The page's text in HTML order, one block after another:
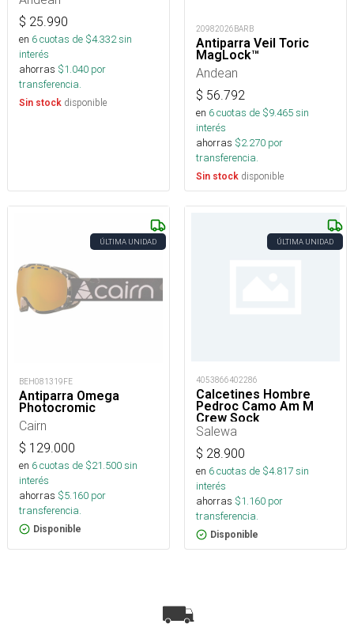
$ 25.990
en 6cuotas de $4.332sin
interés
ahorras $1.040 por
transferencia.
Sin stock disponible
20982026BARB
Antiparra Veil Toric
MagLock™
Andean
$ 56.792
en 6cuotas de $9.465sin
interés
ahorras $2.270 por
transferencia.
Sin stock disponible
ÚLTIMA UNIDAD
BEH081319FE
Antiparra Omega
Photocromic
Cairn
$ 129.000
en 6cuotas de $21.500sin
interés
ahorras $5.160 por
transferencia.
Disponible
ÚLTIMA UNIDAD
4053866402286
Calcetines Hombre
Pedroc Camo Am M
Crew Sock
Salewa
$ 28.900
en 6cuotas de $4.817sin
interés
ahorras $1.160 por
transferencia.
Disponible